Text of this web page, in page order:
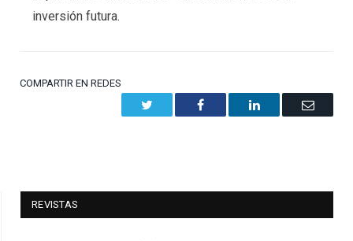
inversión futura.
COMPARTIR EN REDES
Facebook LinkedIn Email
REVISTAS